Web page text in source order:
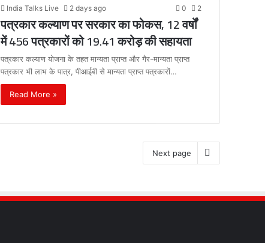
India Talks Live 2 days ago 0 2
पत्रकार कल्याण पर सरकार का फोकस, 12 वर्षों
में 456 पत्रकारों को 19.41 करोड़ की सहायता
पत्रकार कल्याण योजना के तहत मान्यता प्राप्त और गैर-मान्यता प्राप्त
पत्रकार भी लाभ के पात्र, पीआईबी से मान्यता प्राप्त पत्रकारों…
Read More »
Next page